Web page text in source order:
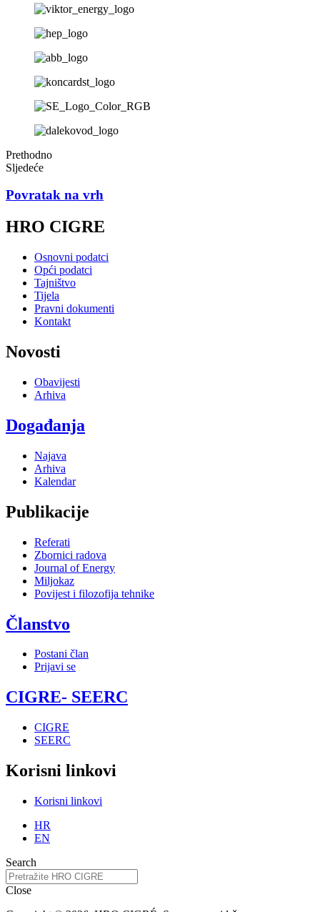
Prethodno
Sljedeće
Povratak na vrh
HRO CIGRE
Osnovni podatci
Opći podatci
Tajništvo
Tijela
Pravni dokumenti
Kontakt
Novosti
Obavijesti
Arhiva
Događanja
Najava
Arhiva
Kalendar
Publikacije
Referati
Zbornici radova
Journal of Energy
Miljokaz
Povijest i filozofija tehnike
Članstvo
Postani član
Prijavi se
CIGRE- SEERC
CIGRE
SEERC
Korisni linkovi
Korisni linkovi
HR
EN
Search
Close